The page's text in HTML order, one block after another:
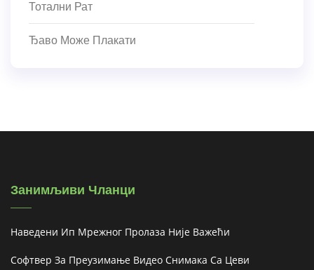
Тотални Рат
Ђаво Може Плакати
Занимљиви Чланци
Наведени Ип Мрежног Пролаза Није Важећи
Софтвер За Преузимање Видео Снимака Са Цеви